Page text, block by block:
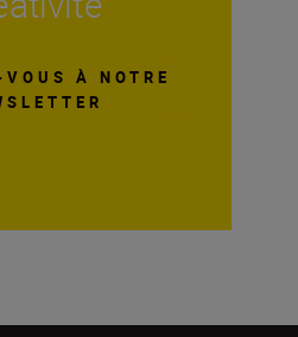
À NOTRE